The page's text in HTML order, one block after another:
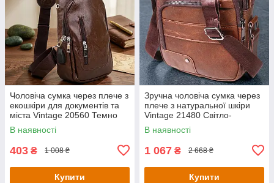
Чоловіча сумка через плече з
екошкіри для документів та
міста Vintage 20560 Темно
Коричнева
В наявності
403 ₴ 1 008 ₴
Купити
Зручна чоловіча сумка через
плече з натуральної шкіри
Vintage 21480 Світло-
коричневий
В наявності
1 067 ₴ 2 668 ₴
Купити